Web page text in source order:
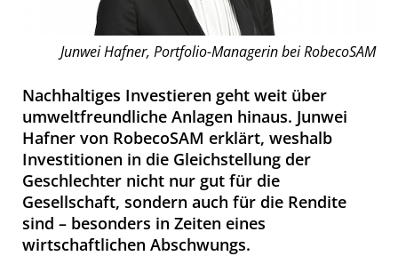
Junwei Hafner, Portfolio-Managerin bei RobecoSAM
Nachhaltiges Investieren geht weit über
umweltfreundliche Anlagen hinaus. Junwei
Hafner von RobecoSAM erklärt, weshalb
Investitionen in die Gleichstellung der
Geschlechter nicht nur gut für die
Gesellschaft, sondern auch für die Rendite
sind – besonders in Zeiten eines
wirtschaftlichen Abschwungs.